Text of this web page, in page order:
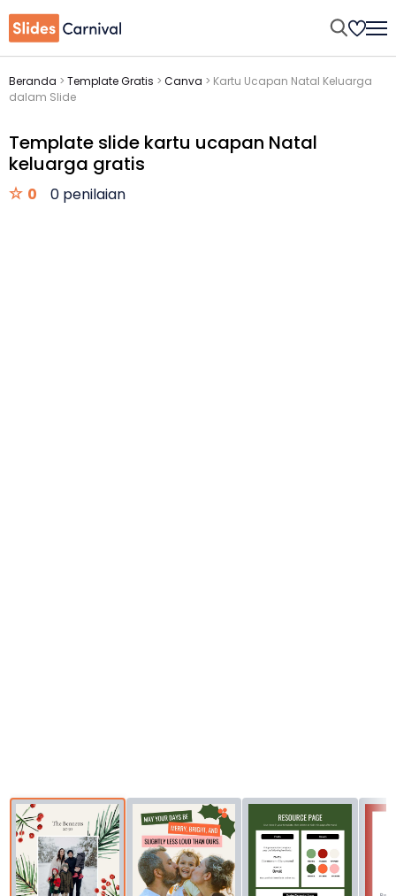
Beranda > Template Gratis > Canva > Kartu Ucapan Natal Keluarga
dalam Slide
Template slide kartu ucapan Natal
keluarga gratis
0 0 penilaian